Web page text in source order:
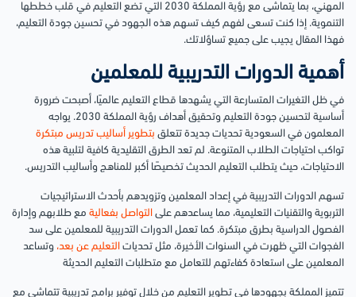
المهني، بما يتماشى مع رؤية المملكة 2030 التي تضع التعليم في قلب خططها
التنموية. إذا كنت تسعى لفهم كيف تسهم هذه الجهود في تحسين جودة التعليم،
فهذا المقال يجيب على جميع تساؤلاتك.
أهمية الدورات التدريبية للمعلمين
في ظل التغيرات المتسارعة التي يشهدها قطاع التعليم عالميًا، أصبحت ضرورة
أساسية لتحسين جودة التعليم وتحقيق أهداف رؤية المملكة 2030. يواجه
المعلمون في السعودية تحديات جديدة تتعلق بتطوير أساليب تدريس مبتكرة
تواكب احتياجات الطلاب المتنوعة. لم تعد الطرق التقليدية كافية لتلبية هذه
الاحتياجات، حيث يتطلب التعليم الحديث تخصيصًا أكبر للمناهج وأساليب التدريس.
تسهم الدورات التدريبية في إعداد المعلمين وتزويدهم بأحدث الاستراتيجيات
التربوية والتقنيات التعليمية، مما يساعدهم على التواصل بفعالية مع طلابهم وإدارة
الفصول الدراسية بطرق مبتكرة. كما تعمل الدورات التدريبية للمعلمين على سد
الفجوات التي ظهرت في السنوات الأخيرة، مثل تحديات التعليم عن بعد، وتساعد
المعلمين على استعادة كفاءتهم للتعامل مع متطلبات التعليم الحديثة
تتميز المملكة بجهودها في تطوير التعليم من خلال توفير برامج تدريبية تتماشى مع